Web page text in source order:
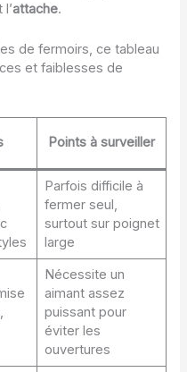
attache.
de fermoirs, ce tableau
et faiblesses de
Points à surveiller
Parfois difficile à
fermer seul,
surtout sur poignet
large
Nécessite un
aimant assez
puissant pour
éviter les
ouvertures